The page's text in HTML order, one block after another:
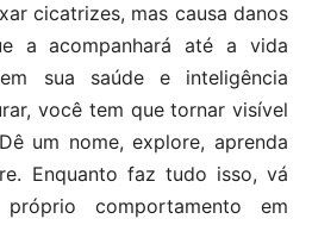
cicatrizes, mas causa danos
a acompanhará até a vida
sua saúde e inteligência
você tem que tornar visível
um nome, explore, aprenda
Enquanto faz tudo isso, vá
comportamento em